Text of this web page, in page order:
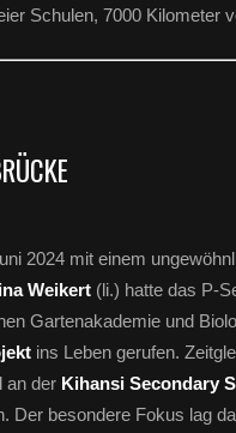
Schulen, 7000 Kilometer
2024 mit einem
Weikert (li.) hatte das P-
Gartenakademie und
ins Leben gerufen.
an der Kihansi Secondary
Der besondere Fokus lag